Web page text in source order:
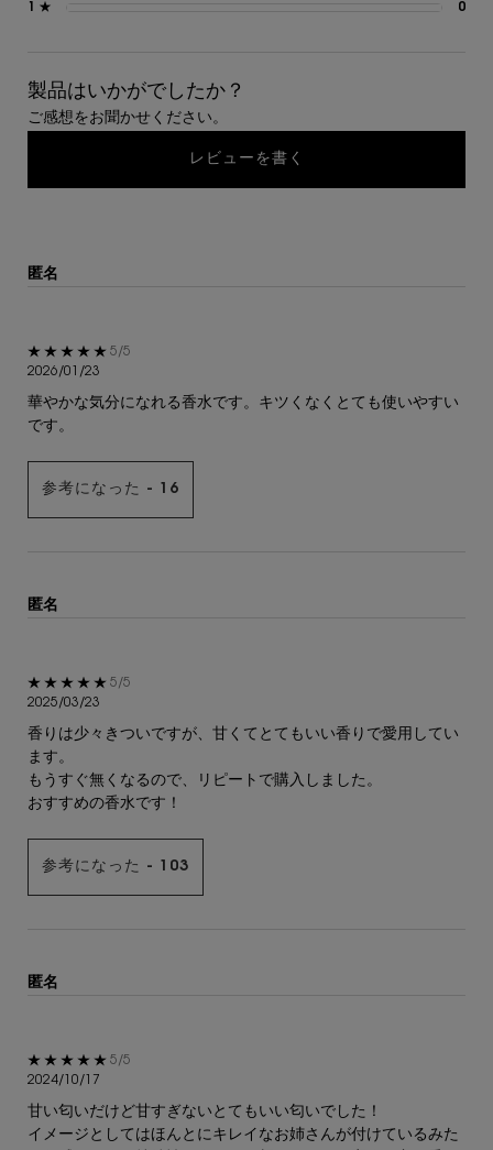
1 ★ 0
製品はいかがでしたか？
ご感想をお聞かせください。
レビューを書く
匿名
5星中5。
5/5
2026/01/23
華やかな気分になれる香水です。キツくなくとても使いやすい
です。
参考になった - 16
匿名
5星中5。
5/5
2025/03/23
香りは少々きついですが、甘くてとてもいい香りで愛用してい
ます。
もうすぐ無くなるので、リピートで購入しました。
おすすめの香水です！
参考になった - 103
匿名
5星中5。
5/5
2024/10/17
甘い匂いだけど甘すぎないとてもいい匂いでした！
イメージとしてはほんとにキレイなお姉さんが付けているみた